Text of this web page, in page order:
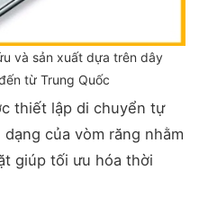
và sản xuất dựa trên dây
từ Trung Quốc
thiết lập di chuyển tự
của vòm răng nhằm
giúp tối ưu hóa thời